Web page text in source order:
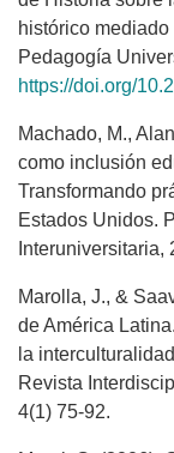
histórico
Pedagogía
https://doi.org/
Machado, M.,
como inclusión
Transformando
Estados Unidos.
Interuniversitaria,
Marolla, J., &
de América
la
Revista
4(1) 75-92.